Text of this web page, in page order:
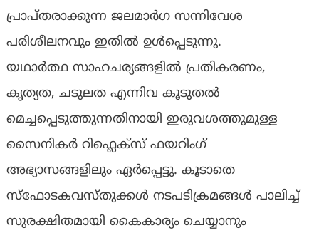
പ്രാപ്തരാക്കുന്ന ജലമാർഗ സന്നിവേശ
പരിശീലനവും ഇതിൽ ഉൾപ്പെടുന്നു.
യഥാർത്ഥ സാഹചര്യങ്ങളിൽ പ്രതികരണം,
കൃത്യത, ചടുലത എന്നിവ കൂടുതൽ
മെച്ചപ്പെടുത്തുന്നതിനായി ഇരുവശത്തുമുള്ള
സൈനികർ റിഫ്ലെക്സ് ഫയറിംഗ്
അഭ്യാസങ്ങളിലും ഏർപ്പെട്ടു. കൂടാതെ
സ്ഫോടകവസ്തുക്കൾ നടപടിക്രമങ്ങൾ പാലിച്ച്
സുരക്ഷിതമായി കൈകാര്യം ചെയ്യാനും